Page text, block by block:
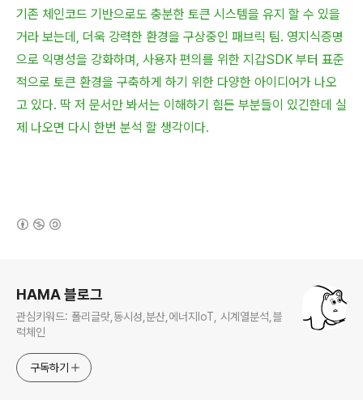
기존 체인코드 기반으로도 충분한 토큰 시스템을 유지 할 수 있을
거라 보는데, 더욱 강력한 환경을 구상중인 패브릭 팀. 영지식증명
으로 익명성을 강화하며, 사용자 편의를 위한 지갑SDK 부터 표준
적으로 토큰 환경을 구축하게 하기 위한 다양한 아이디어가 나오
고 있다. 딱 저 문서만 봐서는 이해하기 힘든 부분들이 있긴한데 실
제 나오면 다시 한번 분석 할 생각이다.
HAMA 블로그
관심키워드: 폴리글랏,동시성,분산,에너지IoT, 시계열분석,블
럭체인
구독하기